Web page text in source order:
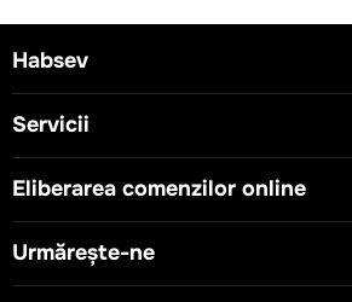
Habsev
Servicii
Eliberarea comenzilor online
Urmărește-ne